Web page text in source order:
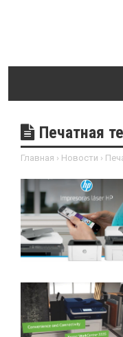
Печатная
Главная › Новости ›